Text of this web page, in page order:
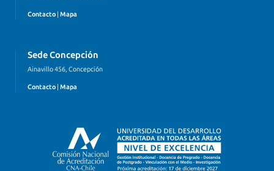
Contacto Mapa
Sede Concepción
Ainavillo 456, Concepción
Contacto | Mapa